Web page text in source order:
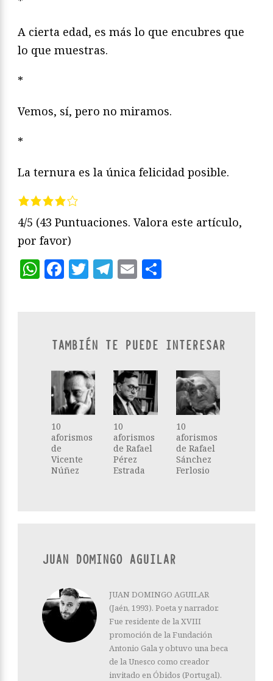
A cierta edad, es más lo que encubres que
lo que muestras.
*
Vemos, sí, pero no miramos.
*
La ternura es la única felicidad posible.
4/5 (43 Puntuaciones. Valora este artículo,
por favor)
WhatsApp
Facebook
Twitter
Telegram
Email
TAMBIÉN TE PUEDE INTERESAR
10
aforismos
de
Vicente
Núñez
10
aforismos
de Rafael
Pérez
Estrada
10
aforismos
de Rafael
Sánchez
Ferlosio
JUAN DOMINGO AGUILAR
JUAN DOMINGO AGUILAR
(Jaén, 1993). Poeta y narrador.
Fue residente de la XVIII
promoción de la Fundación
Antonio Gala y obtuvo una beca
de la Unesco como creador
invitado en Óbidos (Portugal).